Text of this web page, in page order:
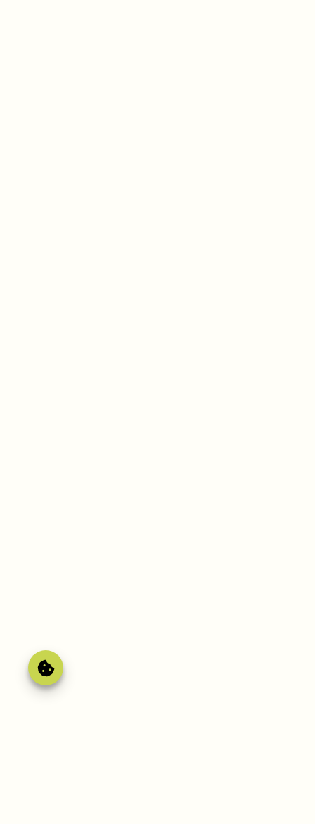
Gérer le
consentement